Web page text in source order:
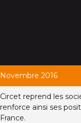
Novembre 2016
Circet reprend les
renforce ainsi ses
France.